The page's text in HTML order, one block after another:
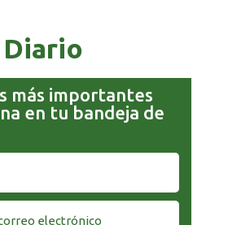
más importantes
en tu bandeja de